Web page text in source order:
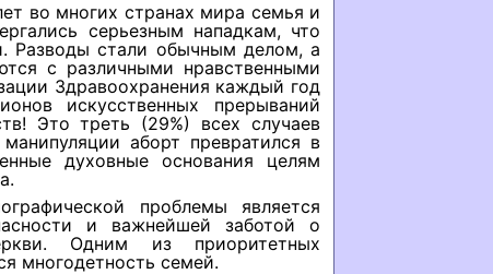
во многих странах мира семья и
серьезным нападкам, что
Разводы стали обычным делом, а
с различными нравственными
Здравоохранения каждый год
искусственных прерываний
Это треть (29%) всех случаев
аборт превратился в
духовные основания целям
проблемы является
и важнейшей заботой о
Одним из приоритетных
многодетность семей.